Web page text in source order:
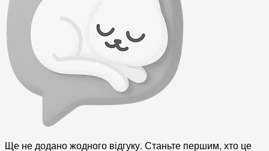
Ще не додано жодного відгуку. Станьте першим, хто це